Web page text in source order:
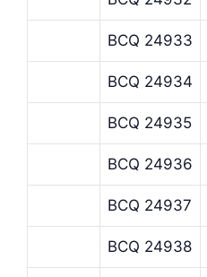
BCQ 24933
BCQ 24934
BCQ 24935
BCQ 24936
BCQ 24937
BCQ 24938